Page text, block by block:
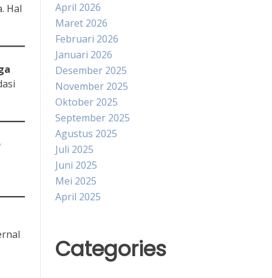
Hal
April 2026
Maret 2026
Februari 2026
Januari 2026
Desember 2025
November 2025
Oktober 2025
September 2025
Agustus 2025
Juli 2025
Juni 2025
Mei 2025
April 2025
Categories